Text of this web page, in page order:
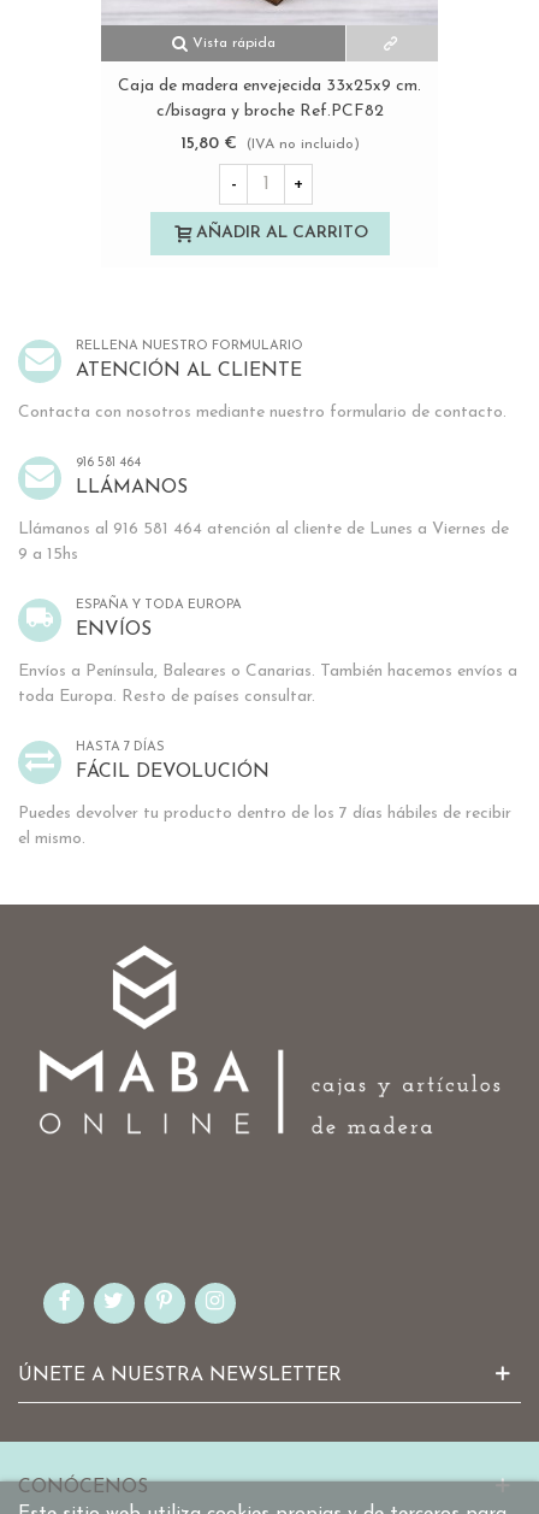
Vista rápida
Caja de madera envejecida 33x25x9 cm.
c/bisagra y broche Ref.PCF82
15,80 €
(IVA no incluido)
- +
AÑADIR AL CARRITO
RELLENA NUESTRO FORMULARIO
ATENCIÓN AL CLIENTE
Contacta con nosotros mediante nuestro formulario de contacto.
916 581 464
LLÁMANOS
Llámanos al 916 581 464 atención al cliente de Lunes a Viernes de
9 a 15hs
ESPAÑA Y TODA EUROPA
ENVÍOS
Envíos a Península, Baleares o Canarias. También hacemos envíos a
toda Europa. Resto de países consultar.
HASTA 7 DÍAS
FÁCIL DEVOLUCIÓN
Puedes devolver tu producto dentro de los 7 días hábiles de recibir
el mismo.
ÚNETE A NUESTRA NEWSLETTER
CONÓCENOS